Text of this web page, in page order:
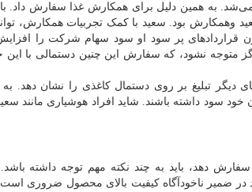
به همین دلیل برای همکارش غذا سفارش داد. با
سعید وهمکارش بود. سعید با کمک تجربیات همکارش،
پر سود او سود سهام شرکت را افزایش
متوجه نشود، که سفارش این چنین دستمالی با این
دیگر تبلیغ بر روی دستمال کاغذی را نشان دهد.
خود سود داشته باشند. شاید افراد هوشیاری مانند
دهد، باید به چند نکته مهم توجه داشته
در ضمیر ناخودآگاه کیفیت بالای محصول ضروری